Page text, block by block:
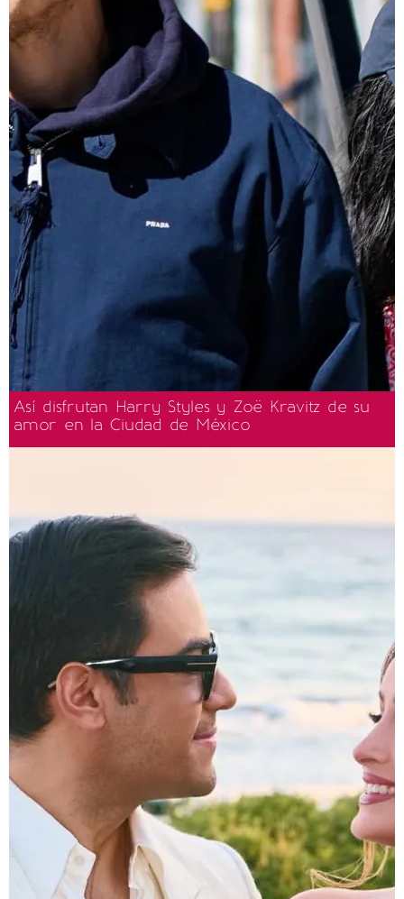
Así disfrutan Harry Styles y Zoë Kravitz de su
amor en la Ciudad de México